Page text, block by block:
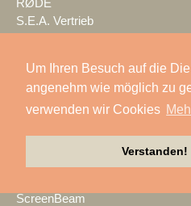
Um Ihren Besuch auf die
angenehm wie möglich zu
verwenden wir Cookies
Verstanden!
RØDE
S.E.A. Vertrieb
satis&fy
SCHACHZUG
Schallwerk Audiotechnik
Schnick-Schnack-Systems
ScreenBeam